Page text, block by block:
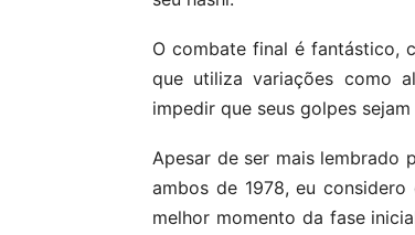
O combate final é fantástico,
que utiliza variações como
impedir que seus golpes
Apesar de ser mais lembrado
ambos de 1978, eu considero
melhor momento da fase